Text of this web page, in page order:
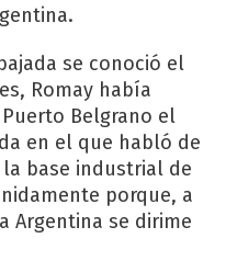
se conoció el
Romay había
Belgrano el
en el que habló de
base industrial de
porque, a
Argentina se dirime